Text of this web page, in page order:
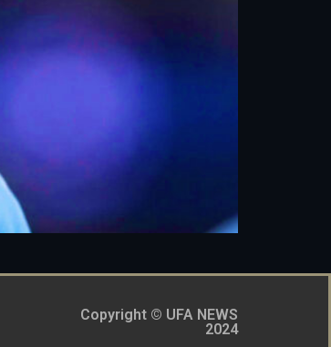
Copyright © UFA NEWS
2024